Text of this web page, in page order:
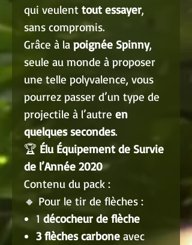
qui veulent tout essayer,
sans compromis.
Grâce à la poignée Spinny,
seule au monde à proposer
une telle polyvalence, vous
pourrez passer d’un type de
projectile à l’autre en
quelques secondes.
🏆 Élu Équipement de Survie
de l’Année 2020
Contenu du pack :
🔸 Pour le tir de flèches :
1 décocheur de flèche
3 flèches carbone avec